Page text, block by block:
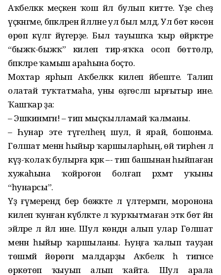
Аҡбеләккә меҫкен ҡош йәл булып китте. Үҙе әсәһеҙ
үҫкәнгәме, бәпкәләрен йәлләне ул был мәлдә. Ул бөтә көсөнә
өрөп күлгә йүгерҙе. Был тауышҡа ҡыр өйрәктәре
“быжҡ-быжҡ” килеп тирә-яҡҡа осоп бөттөләр,
бәпкәләре ҡамыш араһына боҫто.
Мохтар ярһып Аҡбеләккә килеп йәбеште. Талип
олатай туҡтатмаһа, уны өҙгөсләп ырғытыр ине.
Ҡашҡар ҙа:
– Эшкинмәгән! – тип мыҫҡылламай ҡалманы.
– Һунар эте түгелһең шул, йә ярай, бошонма.
Гөлшат менән һыйыр ҡаршыларһың, өй тирәһенә лә
күҙ-ҡолаҡ булырға кәрәк –- тип башынан һыйпаған
хужаһына ҡойроғон болғап рәхмәт уҡыны
“һунарсы”.
Үҙ ғүмерендә бер бөжәкте лә үлтермәгән, моронона
килеп ҡунған күбәләкте лә ҡурҡытмаған эткә бөтә йән
эйәләре лә йәл ине. Шул көндән алып улар Гөлшат
менән һыйыр ҡаршыланы. Һуңға ҡалып тауҙан
төшмәй йөрөгән малдарҙы Аҡбеләк һә тигәнсе
өркөтөп ҡыуып алып ҡайта. Шул арала